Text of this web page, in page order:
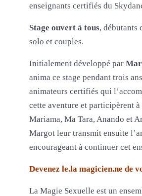
enseignants certifiés du
Stage ouvert à tous, débutants
solo et couples.
Initialement développé par
anima ce stage pendant trois
animateurs certifiés qui
cette aventure et participèrent
Mariama, Ma Tara, Anando et
Margot leur transmit ensuite
encourageant à continuer cet
Devenez le.la magicien.ne de
La Magie Sexuelle est un